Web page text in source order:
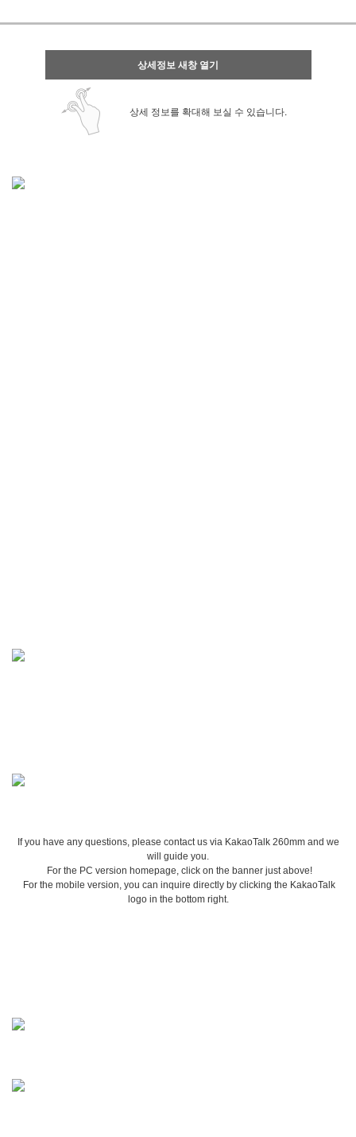
상세정보 새창 열기
상세 정보를 확대해 보실 수 있습니다.
If you have any questions, please contact us via KakaoTalk 260mm and we
will guide you.
For the PC version homepage, click on the banner just above!
For the mobile version, you can inquire directly by clicking the KakaoTalk
logo in the bottom right.